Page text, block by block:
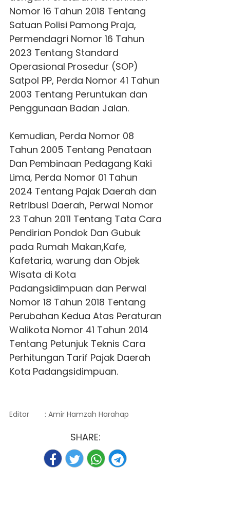
Nomor 16 Tahun 2018 Tentang
Satuan Polisi Pamong Praja,
Permendagri Nomor 16 Tahun
2023 Tentang Standard
Operasional Prosedur (SOP)
Satpol PP, Perda Nomor 41 Tahun
2003 Tentang Peruntukan dan
Penggunaan Badan Jalan.
Kemudian, Perda Nomor 08
Tahun 2005 Tentang Penataan
Dan Pembinaan Pedagang Kaki
Lima, Perda Nomor 01 Tahun
2024 Tentang Pajak Daerah dan
Retribusi Daerah, Perwal Nomor
23 Tahun 2011 Tentang Tata Cara
Pendirian Pondok Dan Gubuk
pada Rumah Makan,Kafe,
Kafetaria, warung dan Objek
Wisata di Kota
Padangsidimpuan dan Perwal
Nomor 18 Tahun 2018 Tentang
Perubahan Kedua Atas Peraturan
Walikota Nomor 41 Tahun 2014
Tentang Petunjuk Teknis Cara
Perhitungan Tarif Pajak Daerah
Kota Padangsidimpuan.
Editor : Amir Hamzah Harahap
SHARE: